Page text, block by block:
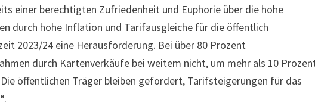
einer berechtigten Zufriedenheit und Euphorie über die hohe
durch hohe Inflation und Tarifausgleiche für die öffentlich
2023/24 eine Herausforderung. Bei über 80 Prozent
durch Kartenverkäufe bei weitem nicht, um mehr als 10
öffentlichen Träger bleiben gefordert, Tarifsteigerungen für das